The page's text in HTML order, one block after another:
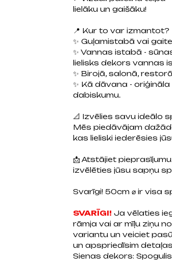
lielāku un gaišāku!
📍 Kur to var izmantot?
✨ Guļamistabā vai
✨ Vannas istabā -
lielisks dekors vannas
✨ Birojā, salonā,
✨ Kā dāvana -
dabiskumu.
📐 Izvēlies savu ideālo
Mēs piedāvājam
kas lieliski iederēsies
📩 Atstājiet
izvēlēties jūsu sapņu
Svarīgi! 50cm ⌀ ir visa
SVARĪGI! Ja vēlaties
rāmja vai ar mīļu ziņu
variantu un veiciet
un apspriedīsim
Sienas dekors: Spogulis